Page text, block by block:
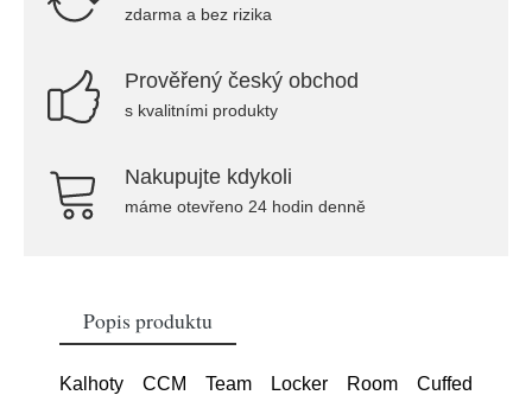
zdarma a bez rizika
Prověřený český obchod
s kvalitními produkty
Nakupujte kdykoli
máme otevřeno 24 hodin denně
Popis produktu
Kalhoty CCM Team Locker Room Cuffed